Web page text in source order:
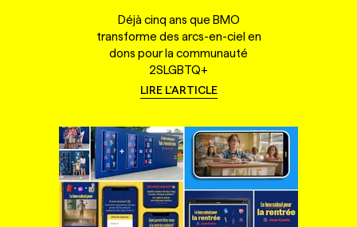
Déjà cinq ans que BMO
transforme des arcs-en-ciel en
dons pour la communauté
2SLGBTQ+
LIRE L'ARTICLE